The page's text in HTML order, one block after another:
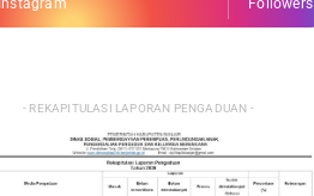
Instagram Followers
- REKAPITULASI LAPORAN PENGADUAN -